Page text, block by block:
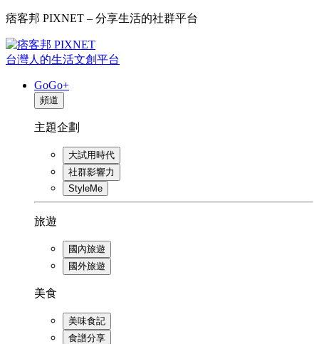
痞客邦 PIXNET – 分享生活的社群平台
台灣人的生活文創平台
GoGo+
頻道
主題企劃
大試用時代
社群影響力
StyleMe
旅遊
國內旅遊
國外旅遊
美食
美味食記
食譜分享